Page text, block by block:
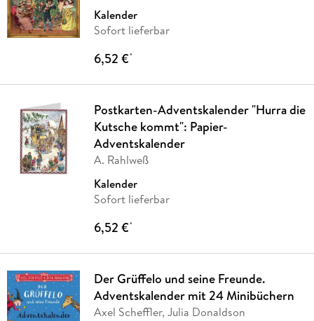
Kalender
Sofort lieferbar
6,52 €*
Postkarten-Adventskalender "Hurra die
Kutsche kommt": Papier-
Adventskalender
A. Rahlweß
Kalender
Sofort lieferbar
6,52 €*
Der Grüffelo und seine Freunde.
Adventskalender mit 24 Minibüchern
Axel Scheffler, Julia Donaldson